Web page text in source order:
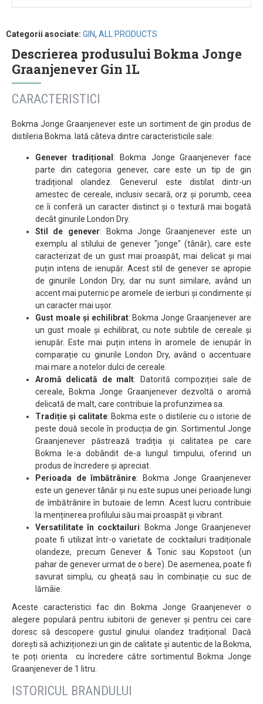
Categorii asociate: GIN, ALL PRODUCTS
Descrierea produsului Bokma Jonge
Graanjenever Gin 1L
CARACTERISTICI
Bokma Jonge Graanjenever este un sortiment de gin produs de
distileria Bokma. Iată câteva dintre caracteristicile sale:
Genever tradițional : Bokma Jonge Graanjenever face
parte din categoria genever, care este un tip de gin
tradițional olandez. Geneverul este distilat dintr-un
amestec de cereale, inclusiv secară, orz și porumb, ceea
ce îi conferă un caracter distinct și o textură mai bogată
decât ginurile London Dry.
Stil de genever: Bokma Jonge Graanjenever este un
exemplu al stilului de genever "jonge" (tânăr), care este
caracterizat de un gust mai proaspăt, mai delicat și mai
puțin intens de ienupăr. Acest stil de genever se apropie
de ginurile London Dry, dar nu sunt similare, având un
accent mai puternic pe aromele de ierburi și condimente și
un caracter mai ușor.
Gust moale și echilibrat: Bokma Jonge Graanjenever are
un gust moale și echilibrat, cu note subtile de cereale și
ienupăr. Este mai puțin intens în aromele de ienupăr în
comparație cu ginurile London Dry, având o accentuare
mai mare a notelor dulci de cereale.
Aromă delicată de malt: Datorită compoziției sale de
cereale, Bokma Jonge Graanjenever dezvoltă o aromă
delicată de malt, care contribuie la profunzimea sa.
Tradiție și calitate: Bokma este o distilerie cu o istorie de
peste două secole în producția de gin. Sortimentul Jonge
Graanjenever păstrează tradiția și calitatea pe care
Bokma le-a dobândit de-a lungul timpului, oferind un
produs de încredere și apreciat.
Perioada de îmbătrânire: Bokma Jonge Graanjenever
este un genever tânăr și nu este supus unei perioade lungi
de îmbătrânire în butoaie de lemn. Acest lucru contribuie
la menținerea profilului său mai proaspăt și vibrant.
Versatilitate în cocktailuri: Bokma Jonge Graanjenever
poate fi utilizat într-o varietate de cocktailuri tradiționale
olandeze, precum Genever & Tonic sau Kopstoot (un
pahar de genever urmat de o bere). De asemenea, poate fi
savurat simplu, cu gheață sau în combinație cu suc de
lămâie.
Aceste caracteristici fac din Bokma Jonge Graanjenever o
alegere populară pentru iubitorii de genever și pentru cei care
doresc să descopere gustul ginului olandez tradițional. Dacă
dorești să achiziționezi un gin de calitate și autentic de la Bokma,
te poți orienta cu încredere către sortimentul Bokma Jonge
Graanjenever de 1 litru.
ISTORICUL BRANDULUI